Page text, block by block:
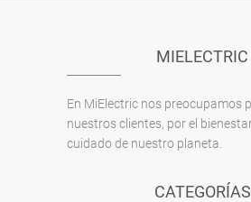
MIELECTRIC
En MiElectric nos preocupamos
nuestros clientes, por el
cuidado de nuestro planeta.
CATEGORÍAS